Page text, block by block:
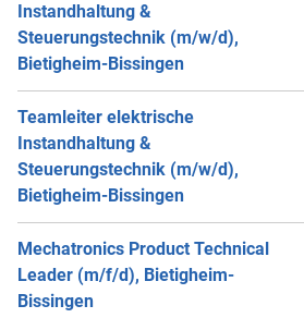
Instandhaltung &
Steuerungstechnik (m/w/d),
Bietigheim-Bissingen
Teamleiter elektrische
Instandhaltung &
Steuerungstechnik (m/w/d),
Bietigheim-Bissingen
Mechatronics Product Technical
Leader (m/f/d), Bietigheim-
Bissingen